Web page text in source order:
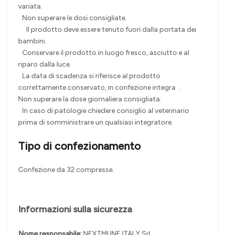
variata.
Non superare le dosi consigliate.
Il prodotto deve essere tenuto fuori dalla portata dei
bambini.
Conservare il prodotto in luogo fresco, asciutto e al
riparo dalla luce.
La data di scadenza si riferisce al prodotto
correttamente conservato, in confezione integra .
Non superare la dose giornaliera consigliata.
In caso di patologie chiedere consiglio al veterinario
prima di somministrare un qualsiasi integratore.
Tipo di confezionamento
Confezione da 32 compresse.
Informazioni sulla sicurezza